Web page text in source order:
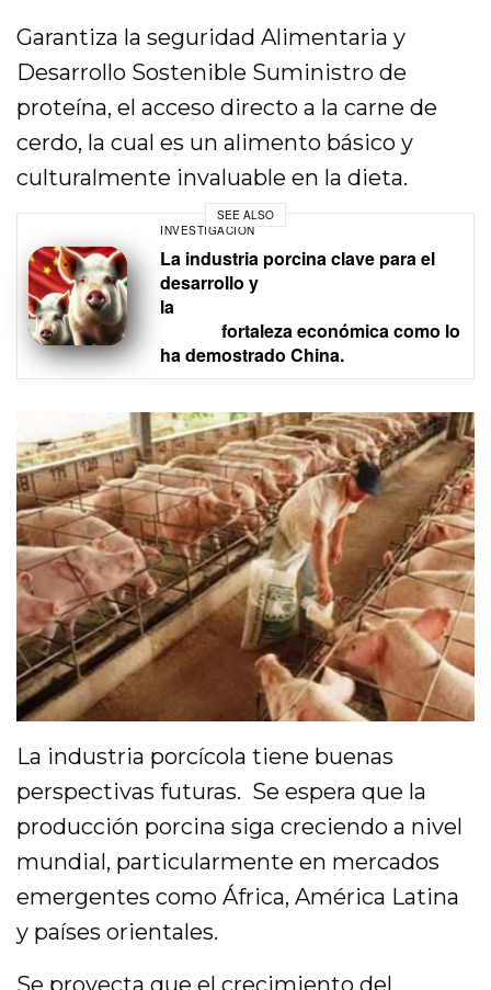
Garantiza la seguridad Alimentaria y
Desarrollo Sostenible Suministro de
proteína, el acceso directo a la carne de
cerdo, la cual es un alimento básico y
culturalmente invaluable en la dieta.
SEE ALSO
INVESTIGACIÓN
La industria porcina clave para el
desarrollo y
la
fortaleza económica como lo
ha demostrado China.
La industria porcícola tiene buenas
perspectivas futuras. Se espera que la
producción porcina siga creciendo a nivel
mundial, particularmente en mercados
emergentes como África, América Latina
y países orientales.
Se proyecta que el crecimiento del